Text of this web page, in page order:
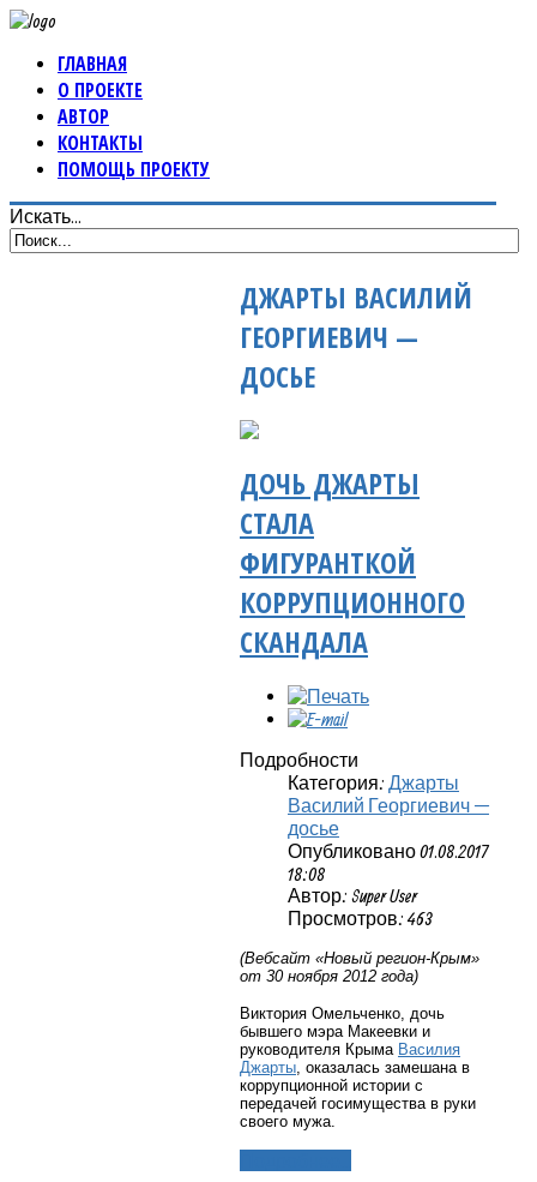
ГЛАВНАЯ
О ПРОЕКТЕ
АВТОР
КОНТАКТЫ
ПОМОЩЬ ПРОЕКТУ
Искать...
ДЖАРТЫ ВАСИЛИЙ
ГЕОРГИЕВИЧ —
ДОСЬЕ
ДОЧЬ ДЖАРТЫ
СТАЛА
ФИГУРАНТКОЙ
КОРРУПЦИОННОГО
СКАНДАЛА
Подробности
Категория: Джарты
Василий Георгиевич —
досье
Опубликовано 01.08.2017
18:08
Автор: Super User
Просмотров: 463
(Вебсайт «Новый регион-Крым»
от 30 ноября 2012 года)
Виктория Омельченко, дочь
бывшего мэра Макеевки и
руководителя Крыма Василия
Джарты , оказалась замешана в
коррупционной истории с
передачей госимущества в руки
своего мужа.